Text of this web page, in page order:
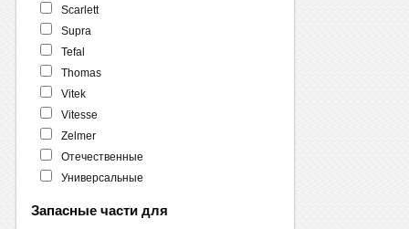
Scarlett
Supra
Tefal
Thomas
Vitek
Vitesse
Zelmer
Отечественные
Универсальные
Запасные части для